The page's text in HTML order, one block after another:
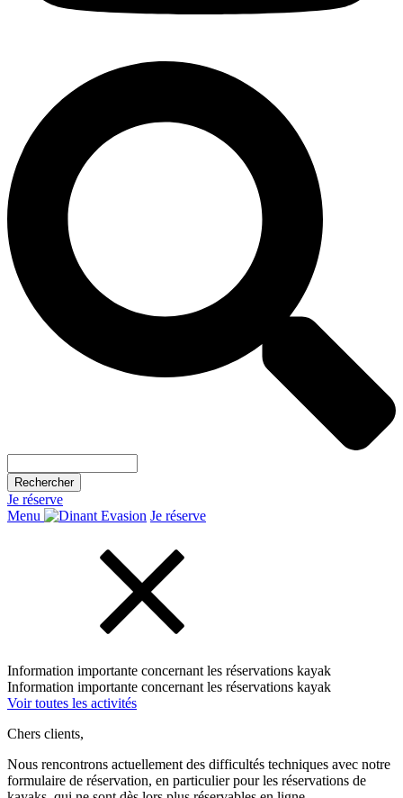
Je réserve
Menu
Je réserve
Information importante concernant les réservations kayak
Information importante concernant les réservations kayak
Voir toutes les activités
Chers clients,
Nous rencontrons actuellement des difficultés techniques avec notre
formulaire de réservation, en particulier pour les réservations de